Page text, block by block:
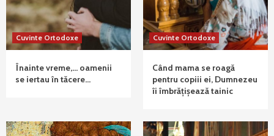
Cuvinte Ortodoxe
Înainte vreme,… oamenii
se iertau în tăcere…
Cuvinte Ortodoxe
Când mama se roagă
pentru copiii ei, Dumnezeu
îi îmbrățișează tainic